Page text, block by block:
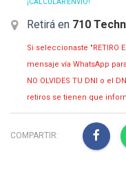
¡CALCULAR ENVÍO!
Retirá en 710
Si seleccionaste "RETIRO
mensaje vía WhatsApp
NO OLVIDES TU DNI o el
retiros se tienen que
COMPARTIR: